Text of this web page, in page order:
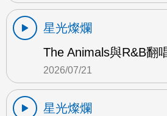
星光燦爛
The Animals與R&B翻
2026/07/21
星光燦爛